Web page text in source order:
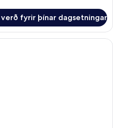
verð fyrir þínar dagsetningar
Basic-herbergi | Rúmföt af bestu